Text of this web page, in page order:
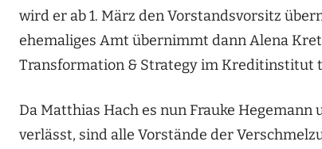
wird er ab 1. März den Vorstandsvorsitz
ehemaliges Amt übernimmt dann Alena
Transformation & Strategy im Kreditinstitut
Da Matthias Hach es nun Frauke
verlässt, sind alle Vorstände der